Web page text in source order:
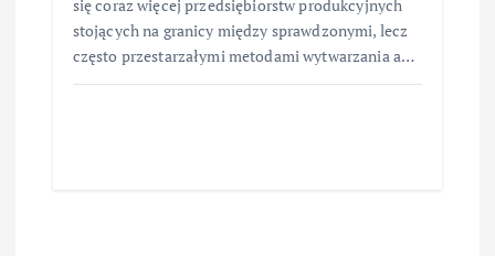
się coraz więcej przedsiębiorstw produkcyjnych
stojących na granicy między sprawdzonymi, lecz
często przestarzałymi metodami wytwarzania a…